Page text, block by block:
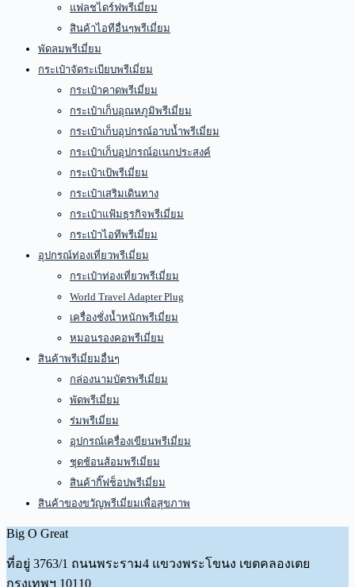
แฟลชไดร์ฟพรีเมี่ยม
สินค้าไอทีอื่นๆพรีเมี่ยม
พัดลมพรีเมี่ยม
กระเป๋าจัดระเบียบพรีเมี่ยม
กระเป๋าคาดพรีเมี่ยม
กระเป๋าเก็บอุณหภูมิพรีเมี่ยม
กระเป๋าเก็บอุปกรณ์อาบน้ำพรีเมี่ยม
กระเป๋าเก็บอุปกรณ์อเนกประสงค์
กระเป๋าเป้พรีเมี่ยม
กระเป๋าเสริมเดินทาง
กระเป๋าแฟ้มธุรกิจพรีเมี่ยม
กระเป๋าไอทีพรีเมี่ยม
อุปกรณ์ท่องเที่ยวพรีเมี่ยม
กระเป๋าท่องเที่ยวพรีเมี่ยม
World Travel Adapter Plug
เครื่องชั่งน้ำหนักพรีเมี่ยม
หมอนรองคอพรีเมี่ยม
สินค้าพรีเมี่ยมอื่นๆ
กล่องนามบัตรพรีเมี่ยม
พัดพรีเมี่ยม
ร่มพรีเมี่ยม
อุปกรณ์เครื่องเขียนพรีเมี่ยม
ชุดช้อนส้อมพรีเมี่ยม
สินค้ากิ๊ฟช็อปพรีเมี่ยม
สินค้าของขวัญพรีเมี่ยมเพื่อสุขภาพ
Big O Great
ที่อยู่ 3763/1 ถนนพระราม4 แขวงพระโขนง เขตคลองเตย
กรุงเทพฯ 10110